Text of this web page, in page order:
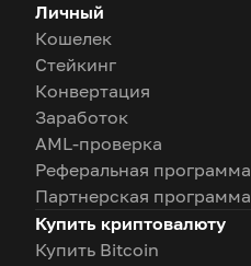
Личный
Кошелек
Стейкинг
Конвертация
Заработок
AML-проверка
Реферальная программа
Партнерская программа
Купить криптовалюту
Купить Bitcoin